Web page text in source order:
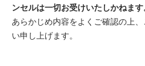
ンセルは一切お受けいたしかねます
あらかじめ内容をよくご確認の上
い申し上げます。